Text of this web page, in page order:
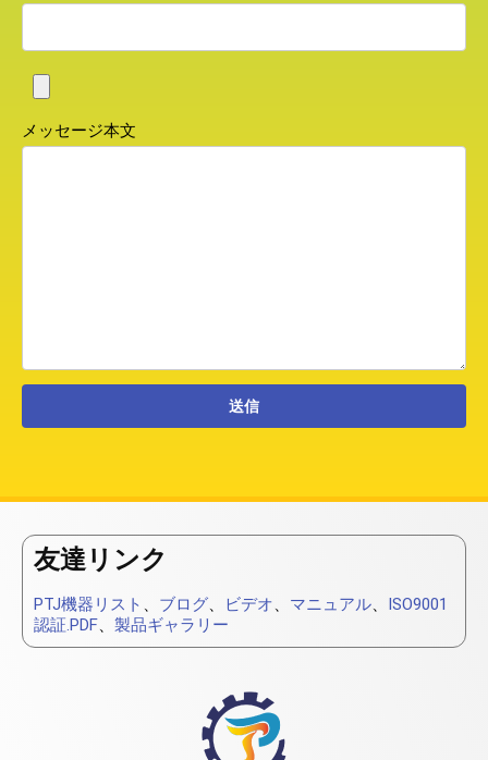
メッセージ本文
友達リンク
PTJ機器リスト 、 ブログ、 ビデオ、 マニュアル、 ISO9001
認証.PDF、 製品ギャラリー